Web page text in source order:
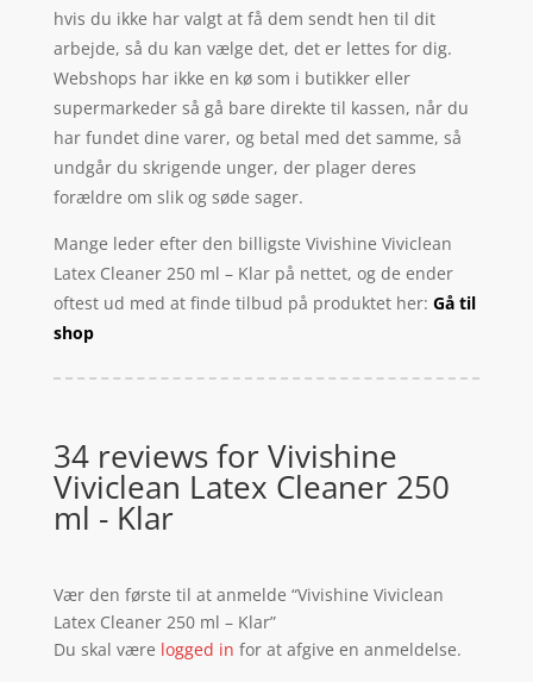
hvis du ikke har valgt at få dem sendt hen til dit
arbejde, så du kan vælge det, det er lettes for dig.
Webshops har ikke en kø som i butikker eller
supermarkeder så gå bare direkte til kassen, når du
har fundet dine varer, og betal med det samme, så
undgår du skrigende unger, der plager deres
forældre om slik og søde sager.
Mange leder efter den billigste Vivishine Viviclean
Latex Cleaner 250 ml – Klar på nettet, og de ender
oftest ud med at finde tilbud på produktet her: Gå til
shop
34 reviews forVivishine
Viviclean Latex Cleaner 250
ml - Klar
Vær den første til at anmelde “Vivishine Viviclean
Latex Cleaner 250 ml – Klar”
Du skal være logged in for at afgive en anmeldelse.